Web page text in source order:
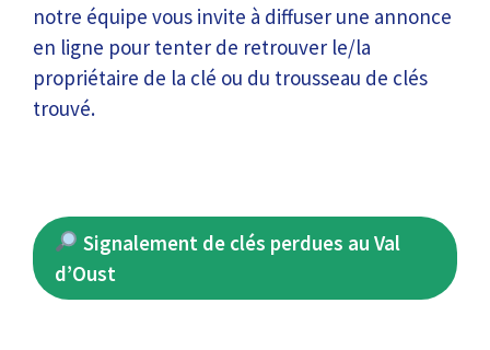
notre équipe vous invite à diffuser une annonce
en ligne pour tenter de retrouver le/la
propriétaire de la clé ou du trousseau de clés
trouvé.
Signalement de clés perdues au Val
d’Oust